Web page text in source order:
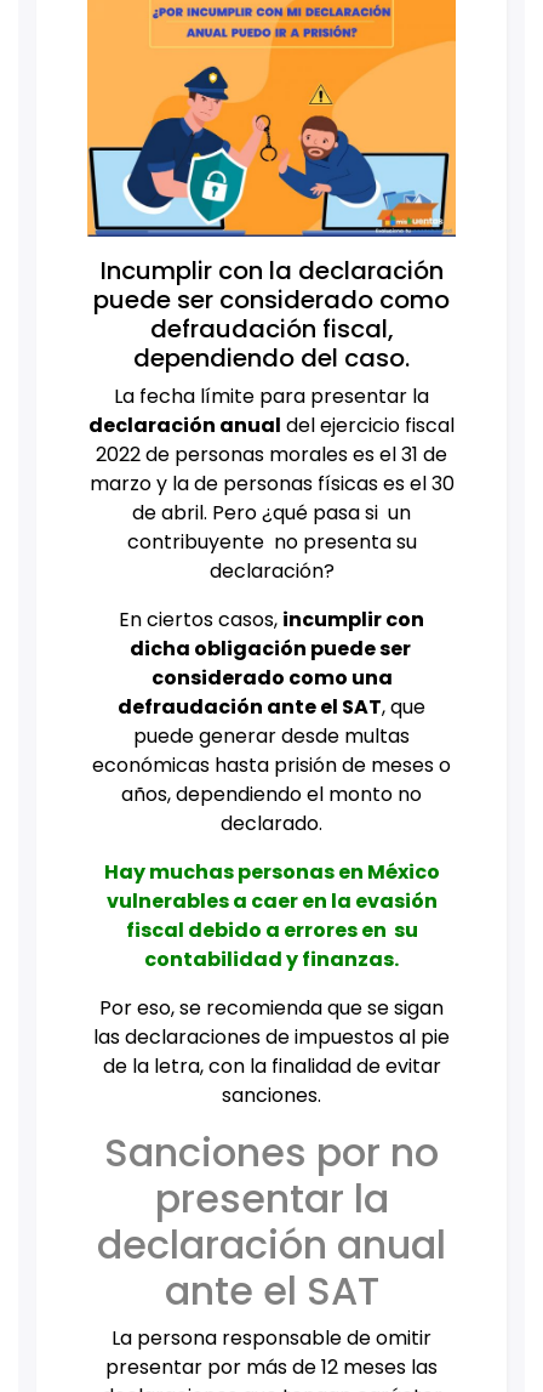
Incumplir con la declaración
puede ser considerado como
defraudación fiscal,
dependiendo del caso.
La fecha límite para presentar la
declaración anual del ejercicio fiscal
2022 de personas morales es el 31 de
marzo y la de personas físicas es el 30
de abril. Pero ¿qué pasa si un
contribuyente no presenta su
declaración?
En ciertos casos, incumplir con
dicha obligación puede ser
considerado como una
defraudación ante el SAT, que
puede generar desde multas
económicas hasta prisión de meses o
años, dependiendo el monto no
declarado.
Hay muchas personas en México
vulnerables a caer en la evasión
fiscal debido a errores en su
contabilidad y finanzas.
Por eso, se recomienda que se sigan
las declaraciones de impuestos al pie
de la letra, con la finalidad de evitar
sanciones.
Sanciones por no
presentar la
declaración anual
ante el SAT
La persona responsable de omitir
presentar por más de 12 meses las